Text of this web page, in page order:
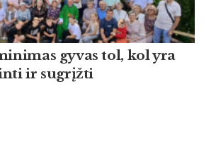
gyvas tol, kol yra
ir sugrįžti